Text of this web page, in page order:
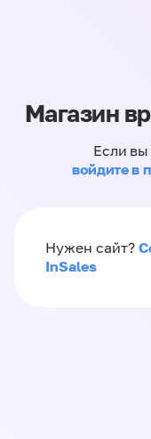
Магазин
Если вы
войдите в
Нужен сайт?
InSales